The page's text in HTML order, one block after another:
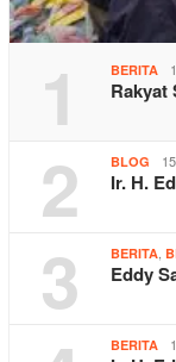
1 BERITA
Rakyat
2 BLOG
Ir. H.
3 BERITA
Eddy
BERITA